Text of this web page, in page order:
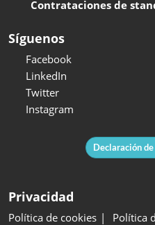
Contrataciones de
Síguenos
Facebook
LinkedIn
Twitter
Instagram
Declaración
Privacidad
Política de cookies
Política